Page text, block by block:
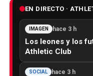
EN DIRECTO ·
IMAGEN hace 3 h
Los leones y los
Athletic Club
SOCIAL hace 3 h